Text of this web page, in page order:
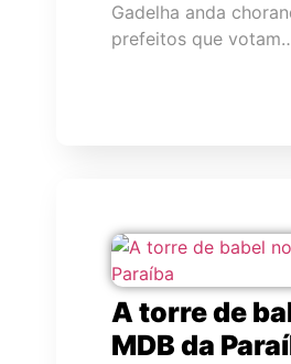
Gadelha anda
prefeitos que
A torre de
MDB da